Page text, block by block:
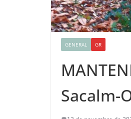
GENERAL GR
Sacalm-